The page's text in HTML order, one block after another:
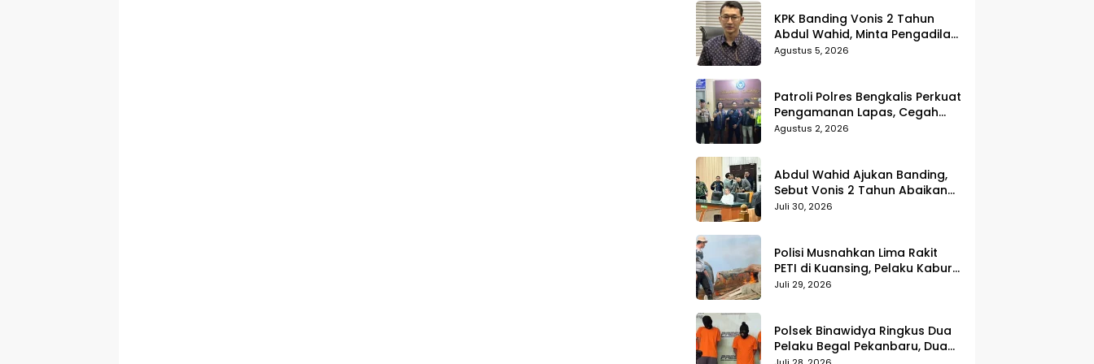
KPK Banding Vonis 2 Tahun
Abdul Wahid, Minta Pengadilan
Tinggi Uji Kembali Putusan
Agustus 5, 2026
Patroli Polres Bengkalis Perkuat
Pengamanan Lapas, Cegah
Gangguan Kamtib Sejak Dini
Agustus 2, 2026
Abdul Wahid Ajukan Banding,
Sebut Vonis 2 Tahun Abaikan
Fakta Persidangan
Juli 30, 2026
Polisi Musnahkan Lima Rakit
PETI di Kuansing, Pelaku Kabur
Sebelum Digerebek
Juli 29, 2026
Polsek Binawidya Ringkus Dua
Pelaku Begal Pekanbaru, Dua